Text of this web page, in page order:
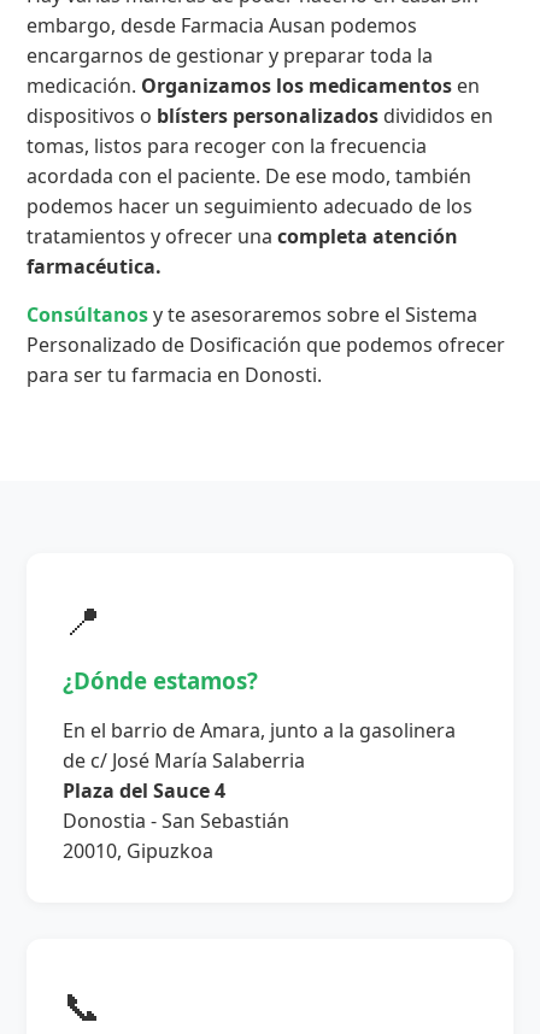
embargo, desde Farmacia Ausan podemos
encargarnos de gestionar y preparar toda la
medicación. Organizamos los medicamentos en
dispositivos o blísters personalizados divididos en
tomas, listos para recoger con la frecuencia
acordada con el paciente. De ese modo, también
podemos hacer un seguimiento adecuado de los
tratamientos y ofrecer unacompleta atención
farmacéutica.
Consúltanosy te asesoraremos sobre el Sistema
Personalizado de Dosificación que podemos ofrecer
para ser tu farmacia en Donosti.
📍
¿Dónde estamos?
En el barrio de Amara, junto a la gasolinera
de c/ José María Salaberria
Plaza del Sauce 4
Donostia - San Sebastián
20010, Gipuzkoa
📞